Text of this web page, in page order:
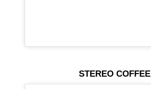
STEREO COFFEE